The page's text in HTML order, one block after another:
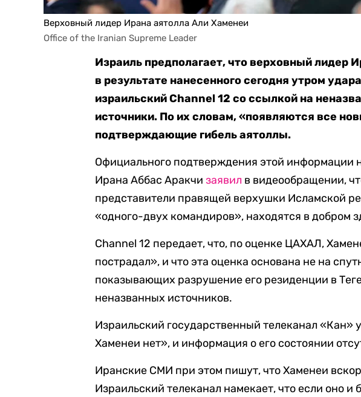
Верховный лидер Ирана аятолла Али Хаменеи
Office of the Iranian Supreme Leader
Израиль предполагает, что верховный лидер
в результате нанесенного сегодня утром
израильский Channel 12 со ссылкой на
источники. По их словам, «появляются все
подтверждающие гибель аятоллы.
Официального подтверждения этой информации
Ирана Аббас Аракчизаявил в видеообращении,
представители правящей верхушки Исламской
«одного-двух командиров», находятся в добром
Channel 12 передает, что, по оценке ЦАХАЛ,
пострадал», и что эта оценка основана не на
показывающих разрушение его резиденции в
неназванных источников.
Израильский государственный телеканал «Кан»
Хаменеи нет», и информация о его состоянии
Иранские СМИ при этом пишут, что Хаменеи
Израильский телеканал намекает, что если оно и